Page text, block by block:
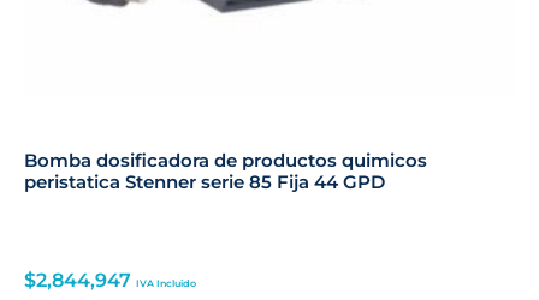
Bomba dosificadora de productos quimicos
peristatica Stenner serie 85 Fija 44 GPD
$2,844,947 IVA Incluido